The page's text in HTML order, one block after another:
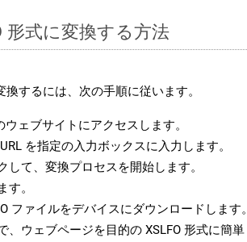
形式に変換する方法
するには、次の手順に従います。
ウェブサイトにアクセスします。
を指定の入力ボックスに入力します。
して、変換プロセスを開始します。
。
ファイルをデバイスにダウンロードします。
、ウェブページを目的の XSLFO 形式に簡単